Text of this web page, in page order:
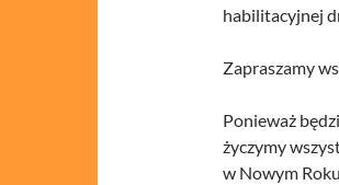
habilitacyjnej
Zapraszamy
Ponieważ
życzymy
w Nowym